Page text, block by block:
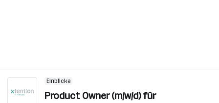
Einblicke
Product Owner (m/w/d) für